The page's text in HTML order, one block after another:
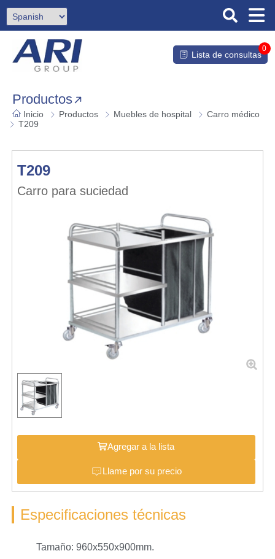
Lista de consultas
0
Productos
Inicio Productos Muebles de hospital
Carro médico
T209
T209
Carro para suciedad
Agregar a la lista
Llame por su precio
Especificaciones técnicas
Tamaño: 960x550x900mm.